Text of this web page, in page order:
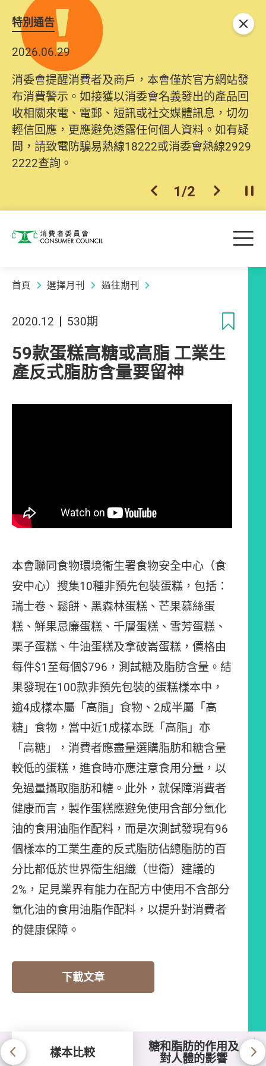
特別通告
2026.06.29
消委會提醒消費者及商戶，本會僅於官方網站發
布消費警示。如接獲以消委會名義發出的產品回
收相關來電、電郵、短訊或社交媒體訊息，切勿
輕信回應，更應避免透露任何個人資料。如有疑
問，請致電防騙易熱線18222或消委會熱線2929
2222查詢。
上一個
1/2 下一個開
關閉
消費者委員會 目
首頁 選擇月刊 過往期刊
2020.12 530期
59款蛋糕高糖或高脂 工業生
產反式脂肪含量要留神
本會聯同食物環境衞生署食物安全中心（食
安中心）搜集10種非預先包裝蛋糕，包括：
瑞士卷、鬆餅、黑森林蛋糕、芒果慕絲蛋
糕、鮮果忌廉蛋糕、千層蛋糕、雪芳蛋糕、
栗子蛋糕、牛油蛋糕及拿破崙蛋糕，價格由
每件$1至每個$796，測試糖及脂肪含量。結
果發現在100款非預先包裝的蛋糕樣本中，
逾4成樣本屬「高脂」食物、2成半屬「高
糖」食物，當中近1成樣本既「高脂」亦
「高糖」，消費者應盡量選購脂肪和糖含量
較低的蛋糕，進食時亦應注意食用分量，以
免過量攝取脂肪和糖。此外，就保障消費者
健康而言，製作蛋糕應避免使用含部分氫化
油的食用油脂作配料，而是次測試發現有96
個樣本的工業生產的反式脂肪佔總脂肪的百
分比都低於世界衞生組織（世衞）建議的
2%，足見業界有能力在配方中使用不含部分
氫化油的食用油脂作配料，以提升對消費者
的健康保障。
下載文章
樣本比較 糖和脂肪的作用及
對人體的影響